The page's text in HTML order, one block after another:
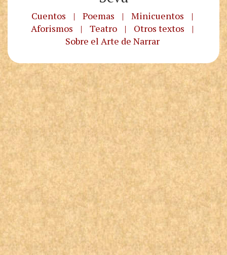
Cuentos | Poemas | Minicuentos
|
Aforismos
| Teatro | Otros textos
|
Sobre el Arte de Narrar